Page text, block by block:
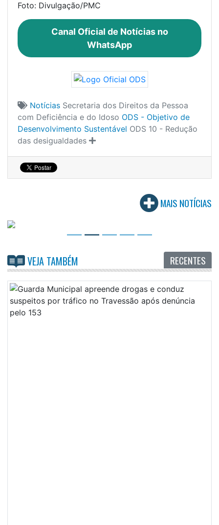
Foto: Divulgação/PMC
Canal Oficial de Notícias no
WhatsApp
Notícias Secretaria dos Direitos da Pessoa
com Deficiência e do Idoso ODS - Objetivo de
Desenvolvimento Sustentável ODS 10 - Redução
das desigualdades
MAIS NOTÍCIAS
VEJA TAMBÉM RECENTES